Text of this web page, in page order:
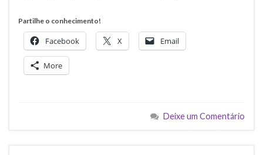
Partilhe o conhecimento!
Facebook X Email
More
Deixe um Comentário